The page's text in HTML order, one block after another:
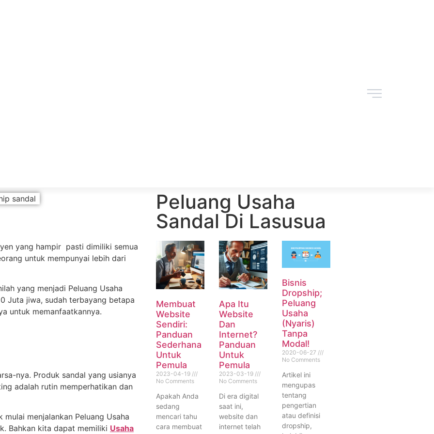
Peluang Usaha
Sandal Di Lasusua
yang hampir pasti dimiliki semua
untuk mempunyai lebih dari
yang menjadi Peluang Usaha
Juta jiwa, sudah terbayang betapa
untuk memanfaatkannya.
nya. Produk sandal yang usianya
adalah rutin memperhatikan dan
menjalankan Peluang Usaha
Bahkan kita dapat memiliki Usaha
Membuat
Website
Sendiri:
Panduan
Sederhana
Untuk
Pemula
2023-04-19
No Comments
Apakah Anda
sedang
mencari tahu
cara membuat
Apa Itu
Website
Dan
Internet?
Panduan
Untuk
Pemula
2023-03-19
No Comments
Di era digital
saat ini,
website dan
internet telah
Bisnis
Dropship;
Peluang
Usaha
(Nyaris)
Tanpa
Modal!
2020-06-27
No Comments
Artikel ini
mengupas
tentang
pengertian
atau definisi
dropship,